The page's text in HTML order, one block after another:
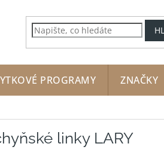
PROGRAMY ZNAČKY
linky LARY